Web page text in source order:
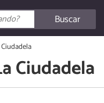
Buscar
Ciudadela